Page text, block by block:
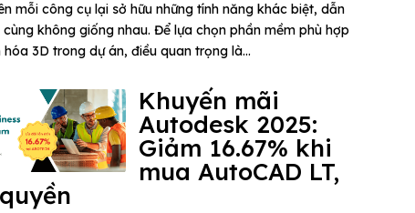
mỗi công cụ lại sở hữu những tính năng khác biệt, dẫn
không giống nhau. Để lựa chọn phần mềm phù hợp
3D trong dự án, điều quan trọng là...
Khuyến mãi
Autodesk 2025:
Giảm 16.67% khi
mua AutoCAD LT,